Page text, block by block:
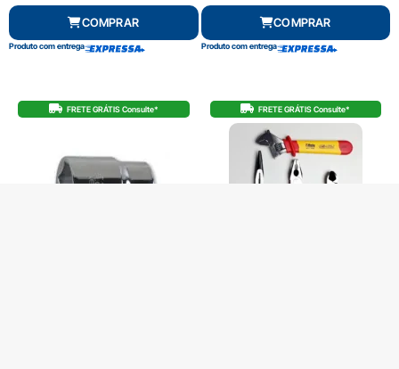
COMPRAR
Produto com entrega
COMPRAR
Produto com entrega
FRETE GRÁTIS Consulte* FRETE GRÁTIS Consulte*